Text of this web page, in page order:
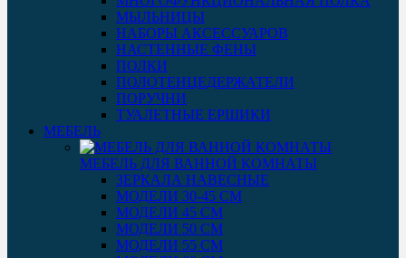
МЫЛЬНИЦЫ
НАБОРЫ АКСЕССУАРОВ
НАСТЕННЫЕ ФЕНЫ
ПОЛКИ
ПОЛОТЕНЦЕДЕРЖАТЕЛИ
ПОРУЧНИ
ТУАЛЕТНЫЕ ЕРШИКИ
МЕБЕЛЬ
МЕБЕЛЬ ДЛЯ ВАННОЙ КОМНАТЫ
ЗЕРКАЛА НАВЕСНЫЕ
МОДЕЛИ 30-45 СМ
МОДЕЛИ 45 СМ
МОДЕЛИ 50 СМ
МОДЕЛИ 55 СМ